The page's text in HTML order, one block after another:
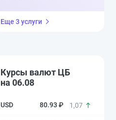
Еще 3 услуги
Курсы валют ЦБ
на 06.08
80.93 ₽ 1,07